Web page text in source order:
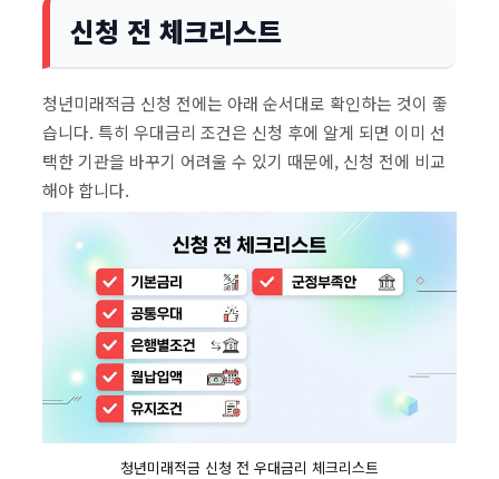
신청 전 체크리스트
청년미래적금 신청 전에는 아래 순서대로 확인하는 것이 좋
습니다. 특히 우대금리 조건은 신청 후에 알게 되면 이미 선
택한 기관을 바꾸기 어려울 수 있기 때문에, 신청 전에 비교
해야 합니다.
청년미래적금 신청 전 우대금리 체크리스트